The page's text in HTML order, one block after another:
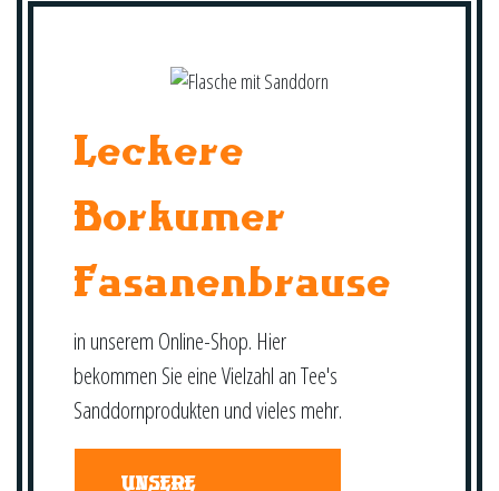
Leckere
Borkumer
Fasanenbrause
in unserem Online-Shop. Hier
bekommen Sie eine Vielzahl an Tee's
Sanddornprodukten und vieles mehr.
UNSERE